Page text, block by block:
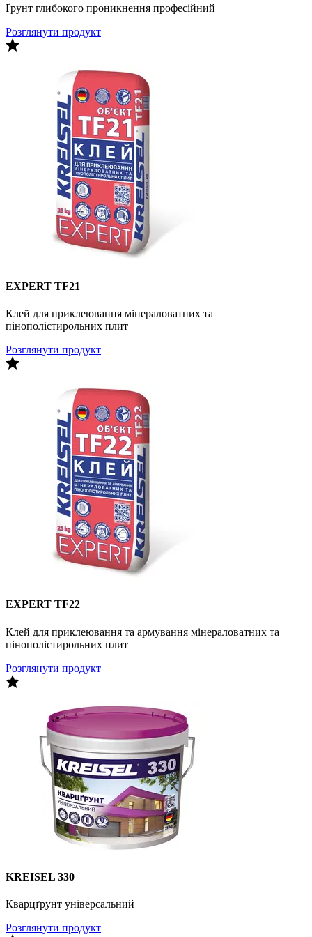
Ґрунт глибокого проникнення професійний
Розглянути продукт
EXPERT TF21
Клей для приклеювання мінераловатних та
пінополістирольних плит
Розглянути продукт
EXPERT TF22
Клей для приклеювання та армування мінераловатних та
пінополістирольних плит
Розглянути продукт
KREISEL 330
Кварцґрунт універсальний
Розглянути продукт